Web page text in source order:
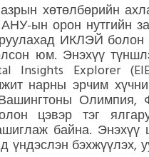
хөтөлбөрийн
ын орон нутгийн
ИКЛЭЙ болон
юм. Энэхүү
Insights Explorer
нарны эрчим
цэвэр тэг
байна.
үндэслэн бэхжүүлэх,